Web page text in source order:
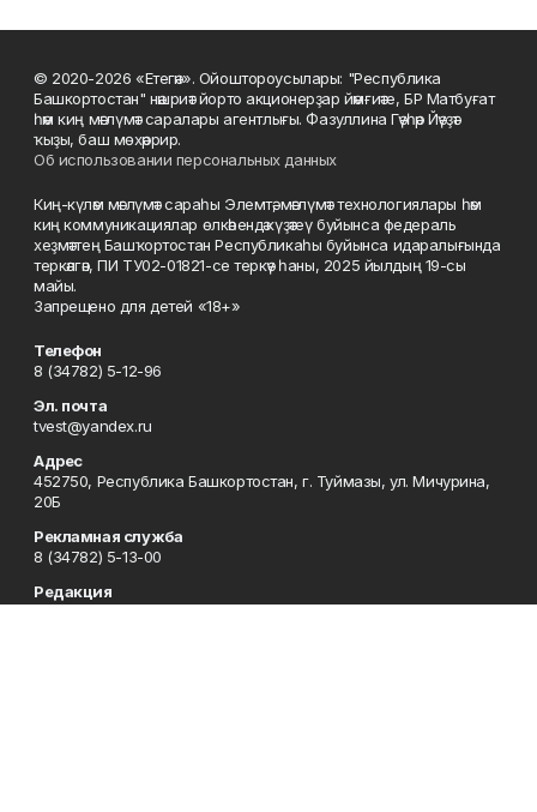
© 2020-2026 «Етегән». Ойоштороусылары: "Республика
Башкортостан" нәшриәт йорто акционерҙар йәмғиәте, БР Матбуғат
һәм киң мәғлүмәт саралары агентлығы. Фазуллина Гәүһәр Йәүҙәт
ҡыҙы, баш мөхәррир.
Об использовании персональных данных
Киң-күләм мәғлүмәт сараһы Элемтә, мәғлүмәт технологиялары һәм
киң коммуникациялар өлкәһендә күҙәтеү буйынса федераль
хеҙмәттең Башҡортостан Республикаһы буйынса идаралығында
теркәлгән, ПИ ТУ02-01821-се теркәү һаны, 2025 йылдың 19-сы
майы.
Запрещено для детей «18+»
Телефон
8 (34782) 5-12-96
Эл. почта
tvest@yandex.ru
Адрес
452750, Республика Башкортостан, г. Туймазы, ул. Мичурина,
20Б
Рекламная служба
8 (34782) 5-13-00
Редакция